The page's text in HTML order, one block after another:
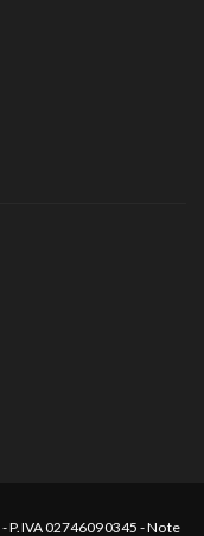
- P.IVA 02746090345 -Note